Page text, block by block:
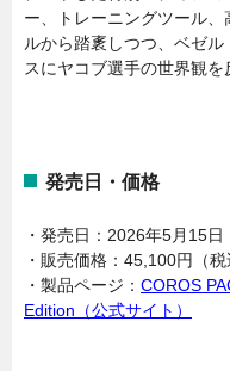
ー、トレーニングツール
ルから踏袲しつつ、ベゼ
スにヤコブ選手の世界観を
発売日・価格
・発売日：2026年5月15日
・販売価格：45,100円（税
・製品ページ： COROS
Edition（公式サイト）